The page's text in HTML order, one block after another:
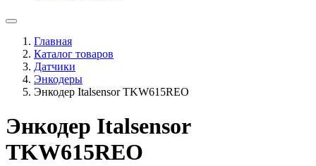
Главная
Каталог товаров
Датчики
Энкодеры
Энкодер Italsensor TKW615REO
Энкодер Italsensor
TKW615REO